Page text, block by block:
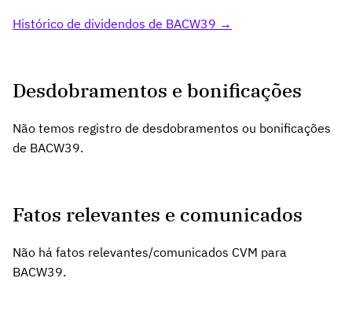
Histórico de dividendos de BACW39 →
Desdobramentos e bonificações
Não temos registro de desdobramentos ou bonificações
de BACW39.
Fatos relevantes e comunicados
Não há fatos relevantes/comunicados CVM para
BACW39.